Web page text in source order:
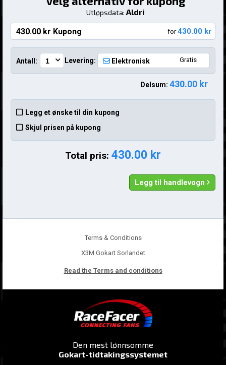
Utløpsdata: Aldri
430.00 kr Kupong for430.00 kr
Antall: Levering: Elektronisk Gratis
Delsum: 430.00 kr
Legg et ønske til din kupong
Skjul prisen på kupong
Total pris: 430.00 kr
Legg til handlevogn
Terms & Conditions
X3M Gokart Sorlandet
Read the Terms and conditions
Den mest lønnsomme
Gokart-tidtakingssystemet